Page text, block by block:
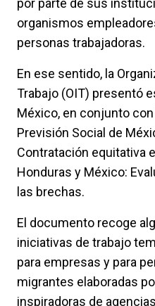
por parte de sus
organismos
personas trabajadoras.
En ese sentido, la
Trabajo (OIT) presentó
México, en conjunto
Previsión Social de
Contratación equitativa
Honduras y México:
las brechas.
El documento recoge
iniciativas de trabajo
para empresas y para
migrantes elaboradas
inspiradoras de